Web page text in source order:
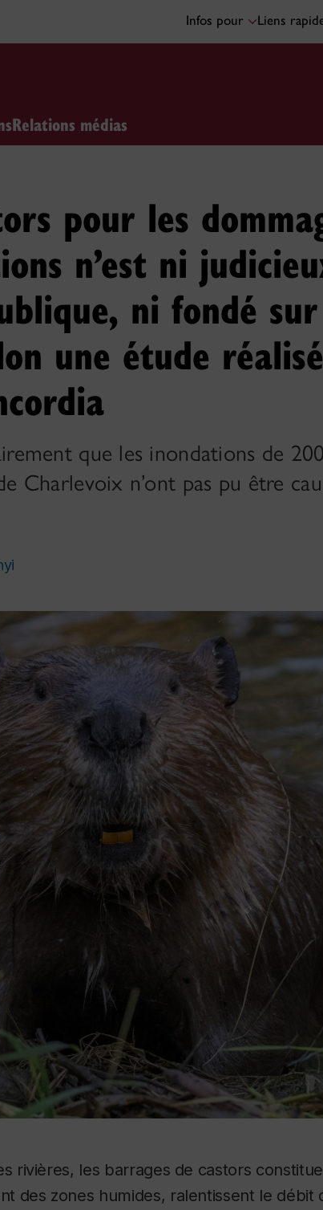
Infos pour Liens
Relations médias
pour les
n’est ni
ni fondé
une étude
que les inondations de
Charlevoix n’ont pas pu être
rivières, les barrages de castors
des zones humides, ralentissent le débit